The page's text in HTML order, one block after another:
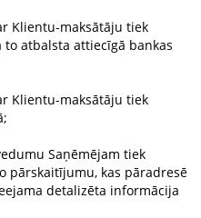
Klientu-maksātāju tiek
to atbalsta attiecīgā bankas
Klientu-maksātāju tiek
Saņēmējam tiek
pārskaitījumu, kas pāradresē
detalizēta informācija